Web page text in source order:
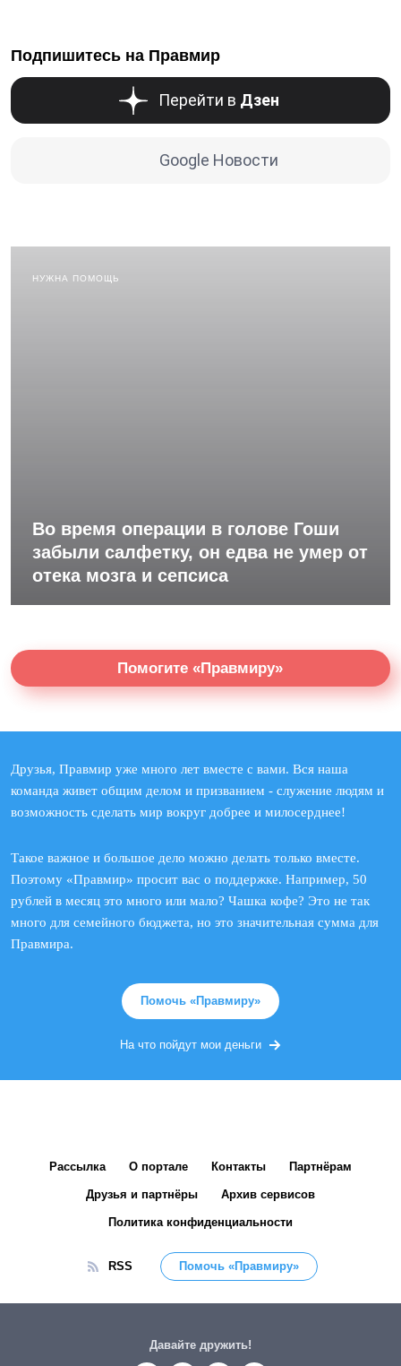
Подпишитесь на Правмир
Перейти в Дзен
Google Новости
НУЖНА ПОМОЩЬ
Во время операции в голове Гоши
забыли салфетку, он едва не умер от
отека мозга и сепсиса
Помогите «Правмиру»
Друзья, Правмир уже много лет вместе с вами. Вся наша
команда живет общим делом и призванием - служение людям и
возможность сделать мир вокруг добрее и милосерднее!
Такое важное и большое дело можно делать только вместе.
Поэтому «Правмир» просит вас о поддержке. Например, 50
рублей в месяц это много или мало? Чашка кофе? Это не так
много для семейного бюджета, но это значительная сумма для
Правмира.
Помочь «Правмиру»
На что пойдут мои деньги
Рассылка О портале Контакты Партнёрам
Друзья и партнёры Архив сервисов
Политика конфиденциальности
RSS Помочь «Правмиру»
Давайте дружить!